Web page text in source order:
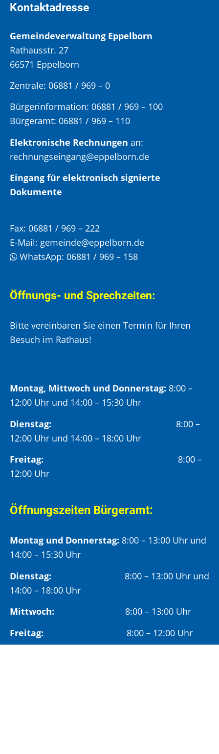
Kontaktadresse
Gemeindeverwaltung Eppelborn
Rathausstr. 27
66571 Eppelborn
Zentrale: 06881 / 969 – 0
Bürgerinformation: 06881 / 969 – 100
Bürgeramt: 06881 / 969 – 110
Elektronische Rechnungen an:
rechnungseingang@eppelborn.de
Eingang für elektronisch signierte
Dokumente
Fax: 06881 / 969 – 222
E-Mail: gemeinde@eppelborn.de
WhatsApp: 06881 / 969 – 158
Öffnungs- und Sprechzeiten:
Bitte vereinbaren Sie einen Termin für Ihren
Besuch im Rathaus!
Montag, Mittwoch und Donnerstag: 8:00 –
12:00 Uhr und 14:00 – 15:30 Uhr
Dienstag: 8:00 –
12:00 Uhr und 14:00 – 18:00 Uhr
Freitag:
8:00 –
12:00 Uhr
Öffnungszeiten Bürgeramt:
Montag und Donnerstag: 8:00 – 13:00 Uhr und
14:00 – 15:30 Uhr
Dienstag: 8:00 – 13:00 Uhr und
14:00 – 18:00 Uhr
Mittwoch: 8:00 – 13:00 Uhr
Freitag:
8:00 – 12:00 Uhr